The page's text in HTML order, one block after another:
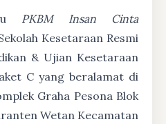
PKBM Insan Cinta
Kesetaraan Resmi
& Ujian Kesetaraan
C yang beralamat di
Graha Pesona Blok
Wetan Kecamatan